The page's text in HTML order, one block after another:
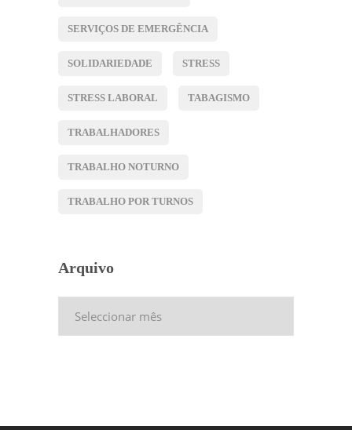
SERVIÇOS DE EMERGÊNCIA
SOLIDARIEDADE STRESS
STRESS LABORAL TABAGISMO
TRABALHADORES
TRABALHO NOTURNO
TRABALHO POR TURNOS
Arquivo